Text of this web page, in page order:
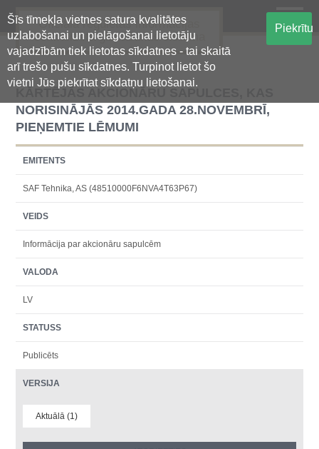
Šīs tīmekļa vietnes satura kvalitātes
uzlabošanai un pielāgošanai lietotāju
vajadzībām tiek lietotas sīkdatnes - tai skaitā
arī trešo pušu sīkdatnes. Turpinot lietot šo
vietni Jūs piekrītat sīkdatņu lietošanai.
Piekrītu
Oficiālā regulētās informācijas
centralizētā glabāšanas sistēma
KĀRTĒJĀS AKCIONĀRU SAPULCES, KAS
NORISINĀJĀS 2014.GADA 28.NOVEMBRĪ,
PIEŅEMTIE LĒMUMI
EMITENTS
SAF Tehnika, AS (48510000F6NVA4T63P67)
VEIDS
Informācija par akcionāru sapulcēm
VALODA
LV
STATUSS
Publicēts
VERSIJA
Aktuālā (1)